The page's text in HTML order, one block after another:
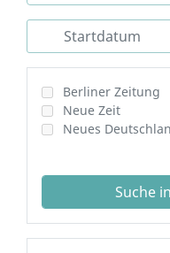
Berliner Zeitung
Neue Zeit
Neues
Suche